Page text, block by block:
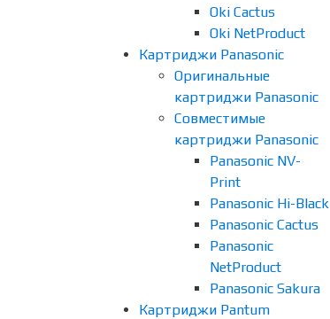
Oki Cactus
Oki NetProduct
Картриджи Panasonic
Оригинальные
картриджи Panasonic
Совместимые
картриджи Panasonic
Panasonic NV-
Print
Panasonic Hi-Black
Panasonic Cactus
Panasonic
NetProduct
Panasonic Sakura
Картриджи Pantum